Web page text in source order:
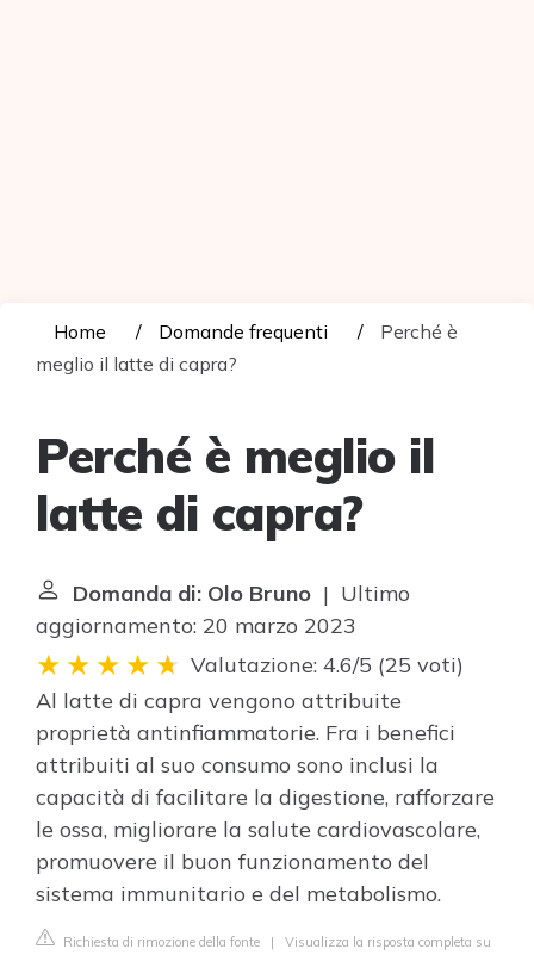
Home Domande frequenti
Perché è
meglio il latte di capra?
Perché è meglio il
latte di capra?
Domanda di: Olo Bruno | Ultimo
aggiornamento: 20 marzo 2023
Valutazione: 4.6/5 (25 voti)
Al latte di capra vengono attribuite
proprietà antinfiammatorie. Fra i benefici
attribuiti al suo consumo sono inclusi la
capacità di facilitare la digestione, rafforzare
le ossa, migliorare la salute cardiovascolare,
promuovere il buon funzionamento del
sistema immunitario e del metabolismo.
Richiesta di rimozione della fonte | Visualizza la risposta completa su